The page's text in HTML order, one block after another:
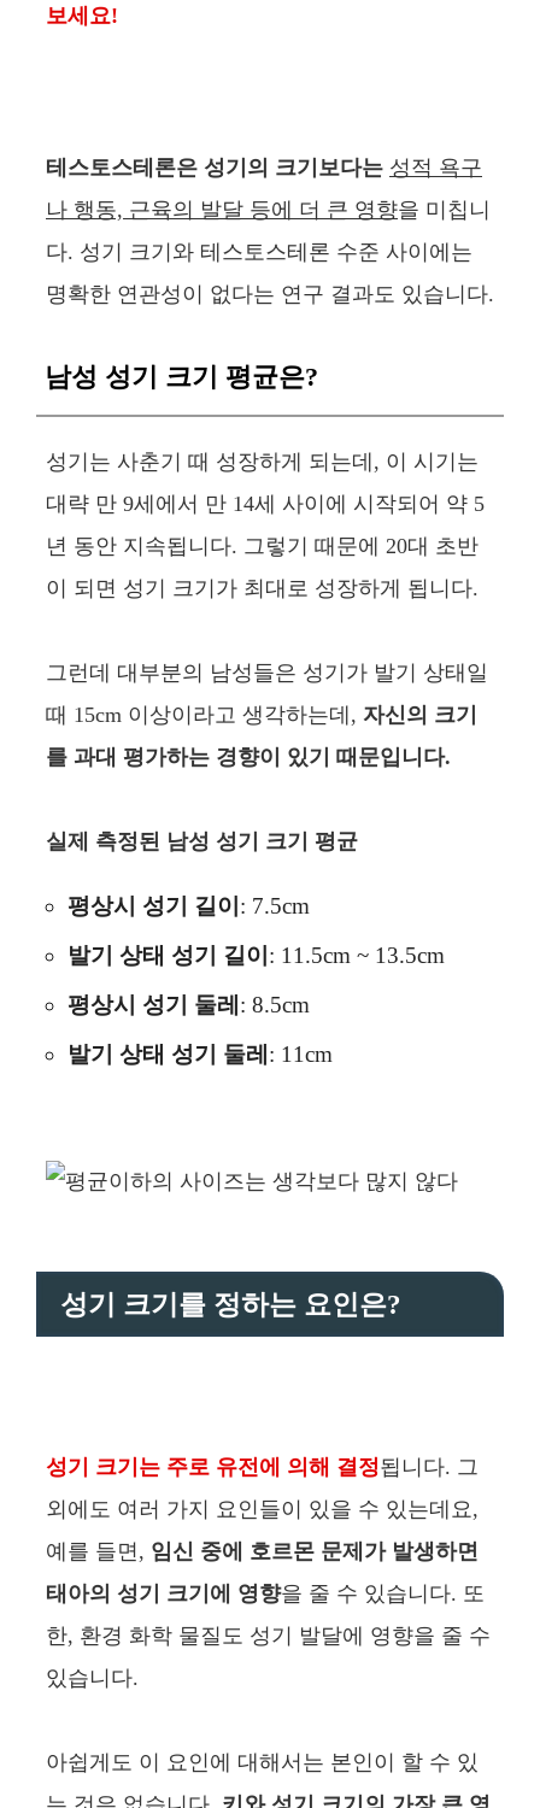
보세요!
테스토스테론은 성기의 크기보다는 성적 욕구
나 행동, 근육의 발달 등에 더 큰 영향을 미칩니
다. 성기 크기와 테스토스테론 수준 사이에는
명확한 연관성이 없다는 연구 결과도 있습니다.
남성 성기 크기 평균은?
성기는 사춘기 때 성장하게 되는데, 이 시기는
대략 만 9세에서 만 14세 사이에 시작되어 약 5
년 동안 지속됩니다. 그렇기 때문에 20대 초반
이 되면 성기 크기가 최대로 성장하게 됩니다.
그런데 대부분의 남성들은 성기가 발기 상태일
때 15cm 이상이라고 생각하는데, 자신의 크기
를 과대 평가하는 경향이 있기 때문입니다.
실제 측정된 남성 성기 크기 평균
평상시 성기 길이 : 7.5cm
발기 상태 성기 길이 : 11.5cm ~ 13.5cm
평상시 성기 둘레 : 8.5cm
발기 상태 성기 둘레 : 11cm
성기 크기를 정하는 요인은?
성기 크기는 주로 유전에 의해 결정됩니다. 그
외에도 여러 가지 요인들이 있을 수 있는데요,
예를 들면, 임신 중에 호르몬 문제가 발생하면
태아의 성기 크기에 영향을 줄 수 있습니다. 또
한, 환경 화학 물질도 성기 발달에 영향을 줄 수
있습니다.
아쉽게도 이 요인에 대해서는 본인이 할 수 있